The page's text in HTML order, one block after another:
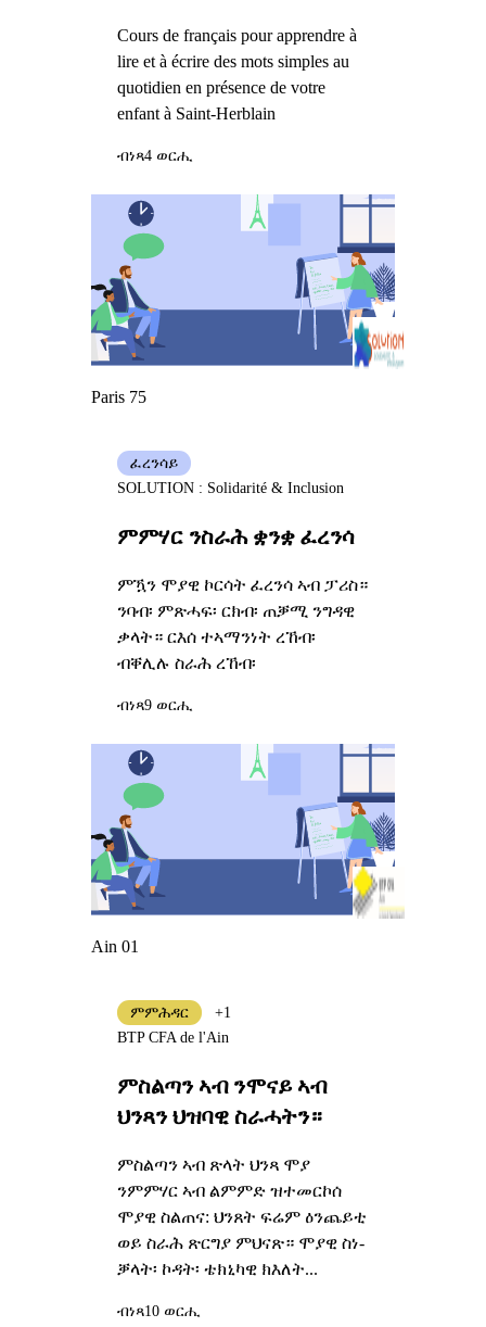
Cours de français pour apprendre à
lire et à écrire des mots simples au
quotidien en présence de votre
enfant à Saint-Herblain
ብነጻ4 ወርሒ
Paris 75
ምምሃር ንስራሕ ቋንቋ ፈረንሳ
ምዃን ሞያዊ ኮርሳት ፈረንሳ ኣብ ፓሪስ።
ንባብ፡ ምጽሓፍ፡ ርክብ፡ ጠቓሚ ንግዳዊ
ቃላት። ርእሰ ተኣማንነት ረኸብ፡
ብቐሊሉ ስራሕ ረኸብ፡
ፈረንሳይ
SOLUTION : Solidarité & Inclusion
ብነጻ9 ወርሒ
Ain 01
ምስልጣን ኣብ ንሞናይ ኣብ
ህንጻን ህዝባዊ ስራሓትን።
ምስልጣን ኣብ ጽላት ህንጻ ሞያ
ንምምሃር ኣብ ልምምድ ዝተመርኮሰ
ሞያዊ ስልጠና: ህንጸት ፍሬም ዕንጨይቲ
ወይ ስራሕ ጽርግያ ምህናጽ። ሞያዊ ስነ-
ቓላት፡ ኮዳት፡ ቴክኒካዊ ክእለት...
ምምሕዳር
+1
BTP CFA de l'Ain
ብነጻ10 ወርሒ